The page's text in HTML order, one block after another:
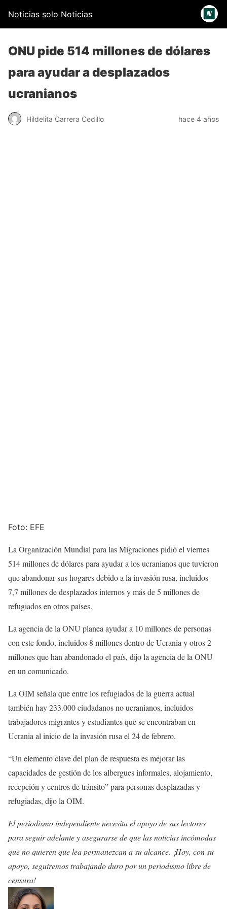
Noticias solo Noticias
ONU pide 514 millones de dólares
para ayudar a desplazados
ucranianos
Hildelita Carrera Cedillo hace 4 años
Foto: EFE
La Organización Mundial para las Migraciones pidió el viernes
514 millones de dólares para ayudar a los ucranianos que tuvieron
que abandonar sus hogares debido a la invasión rusa, incluidos
7,7 millones de desplazados internos y más de 5 millones de
refugiados en otros países.
La agencia de la ONU planea ayudar a 10 millones de personas
con este fondo, incluidos 8 millones dentro de Ucrania y otros 2
millones que han abandonado el país, dijo la agencia de la ONU
en un comunicado.
La OIM señala que entre los refugiados de la guerra actual
también hay 233.000 ciudadanos no ucranianos, incluidos
trabajadores migrantes y estudiantes que se encontraban en
Ucrania al inicio de la invasión rusa el 24 de febrero.
“Un elemento clave del plan de respuesta es mejorar las
capacidades de gestión de los albergues informales, alojamiento,
recepción y centros de tránsito” para personas desplazadas y
refugiadas, dijo la OIM.
El periodismo independiente necesita el apoyo de sus lectores
para seguir adelante y asegurarse de que las noticias incómodas
que no quieren que lea permanezcan a su alcance. ¡Hoy, con su
apoyo, seguiremos trabajando duro por un periodismo libre de
censura!